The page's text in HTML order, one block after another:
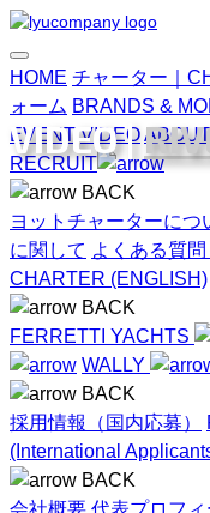
HOME チャーター｜
ォーム BRANDS &
EVENT VIDEO
RECRUIT
BACK
ヨットチャーターにつ
に関して よくある質
CHARTER (ENGLISH)
BACK
FERRETTI YACHTS
WALLY
BACK
採用情報（国内応募）
(International
BACK
会社概要 代表プロフ
VIDEO |